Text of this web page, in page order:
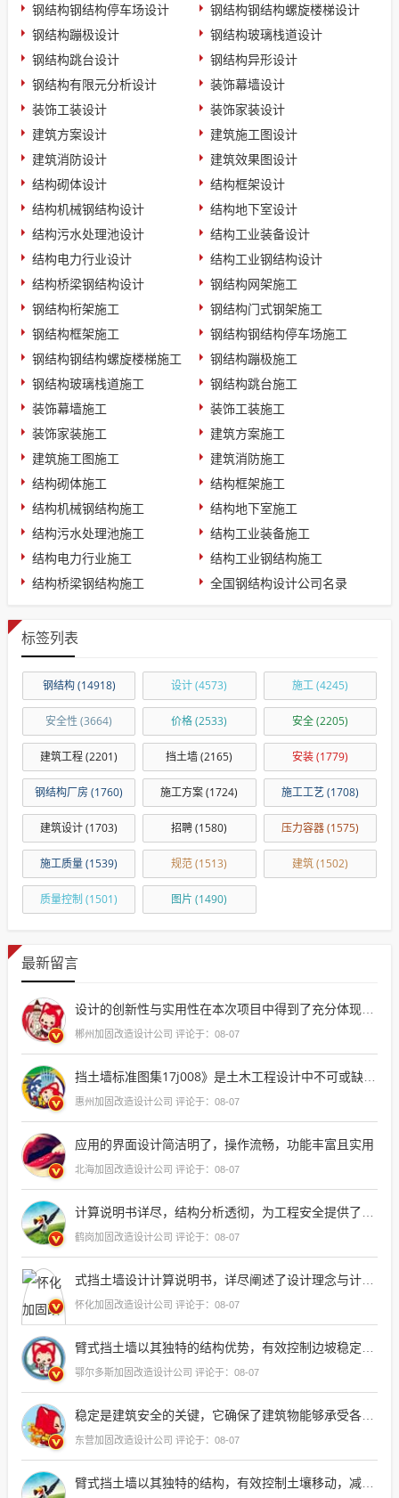
钢结构钢结构停车场设计
钢结构钢结构螺旋楼梯设计
钢结构蹦极设计
钢结构玻璃栈道设计
钢结构跳台设计
钢结构异形设计
钢结构有限元分析设计
装饰幕墙设计
装饰工装设计
装饰家装设计
建筑方案设计
建筑施工图设计
建筑消防设计
建筑效果图设计
结构砌体设计
结构框架设计
结构机械钢结构设计
结构地下室设计
结构污水处理池设计
结构工业装备设计
结构电力行业设计
结构工业钢结构设计
结构桥梁钢结构设计
钢结构网架施工
钢结构桁架施工
钢结构门式钢架施工
钢结构框架施工
钢结构钢结构停车场施工
钢结构钢结构螺旋楼梯施工
钢结构蹦极施工
钢结构玻璃栈道施工
钢结构跳台施工
装饰幕墙施工
装饰工装施工
装饰家装施工
建筑方案施工
建筑施工图施工
建筑消防施工
结构砌体施工
结构框架施工
结构机械钢结构施工
结构地下室施工
结构污水处理池施工
结构工业装备施工
结构电力行业施工
结构工业钢结构施工
结构桥梁钢结构施工
全国钢结构设计公司名录
标签列表
钢结构(14918) 设计(4573) 施工(4245)
安全性 (3664) 价格(2533) 安全(2205)
建筑工程(2201) 挡土墙(2165) 安装(1779)
钢结构厂房 (1760) 施工方案(1724) 施工工艺(1708)
建筑设计(1703) 招聘(1580) 压力容器(1575)
施工质量(1539) 规范(1513) 建筑(1502)
质量控制 (1501) 图片 (1490)
最新留言
郴州加固改造设计公司 评论于：08-07
惠州加固改造设计公司 评论于：08-07
应用的界面设计简洁明了，操作流畅，功能丰富且实用
北海加固改造设计公司 评论于：08-07
鹤岗加固改造设计公司 评论于：08-07
怀化加固改造设计公司 评论于：08-07
鄂尔多斯加固改造设计公司 评论于：08-07
东营加固改造设计公司 评论于：08-07